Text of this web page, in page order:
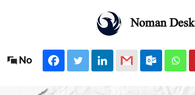
Noman Desk
No